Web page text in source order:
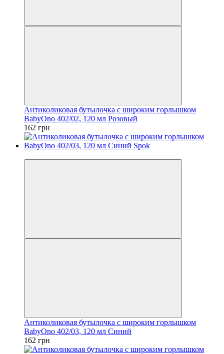
Антиколиковая бутылочка с широким горлышком
BabyOno 402/02, 120 мл Розовый
162 грн
Антиколиковая бутылочка с широким горлышком
BabyOno 402/03, 120 мл Синий
162 грн